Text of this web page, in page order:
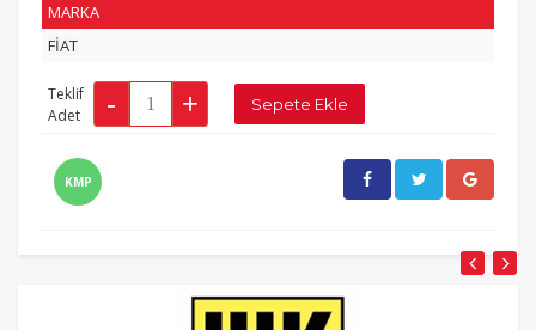
MARKA
FİAT
Teklif
Adet
KMP